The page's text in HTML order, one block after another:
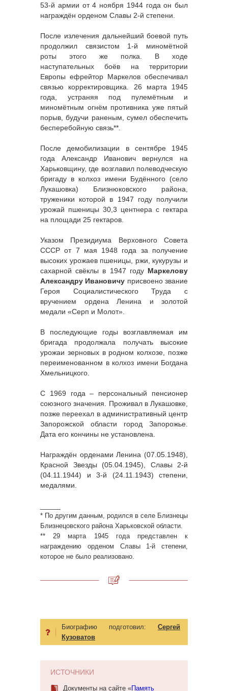
53-й армии от 4 ноября 1944 года он был
награждён орденом Славы 2-й степени.
После излечения дальнейший боевой путь
продолжил связистом 1-й миномётной
роты этого же полка. В ходе
наступательных боёв на территории
Европы ефрейтор Маркелов обеспечивал
связью корректировщика. 26 марта 1945
года, устраняя под пулемётным и
миномётным огнём противника уже пятый
порыв, будучи раненым, сумел обеспечить
бесперебойную связь**.
После демобилизации в сентябре 1945
года Александр Иванович вернулся на
Харьковщину, где возглавил полеводческую
бригаду в колхоз имени Будённого (село
Лукашовка) Близнюковского района,
труженики которой в 1947 году получили
урожай пшеницы 30,3 центнера с гектара
на площади 25 гектаров.
Указом Президиума Верховного Совета
СССР от 7 мая 1948 года за получение
высоких урожаев пшеницы, ржи, кукурузы и
сахарной свёклы в 1947 году Маркелову
Александру Ивановичу присвоено звание
Героя Социалистического Труда с
вручением ордена Ленина и золотой
медали «Серп и Молот».
В последующие годы возглавляемая им
бригада продолжала получать высокие
урожаи зерновых в родном колхозе, позже
переименованном в колхоз имени Богдана
Хмельницкого.
С 1969 года – персональный пенсионер
союзного значения. Проживал в Лукашовке,
позже переехал в административный центр
Запорожской области город Запорожье.
Дата его кончины не установлена.
Награждён орденами Ленина (07.05.1948),
Красной Звезды (05.04.1945), Славы 2-й
(04.11.1944) и 3-й (24.11.1943) степени,
медалями.
* По другим данным, родился в селе Близнецы
Близнецовского района Харьковской области.
** 29 марта 1945 года представлен к
награждению орденом Славы 1-й степени,
которое не было реализовано.
Биографию подготовил: Сергей
Кузоватов
ИСТОЧНИКИ
Документы на сайте «Память